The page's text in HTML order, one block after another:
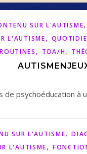
SUR L'AUTISME
L'AUTISME,
ROUTINES , TDA/H,
de psychoéducation à
SUR L'AUTISME,
L'AUTISME,